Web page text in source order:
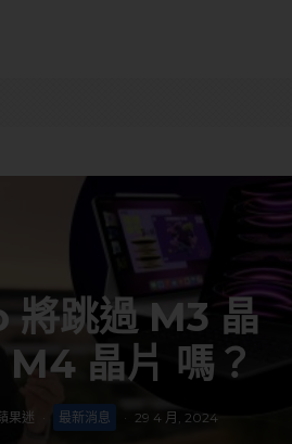
跳過 M3 晶
M4 晶片 嗎？
果迷 · 最新消息 · 29 4 月, 2024